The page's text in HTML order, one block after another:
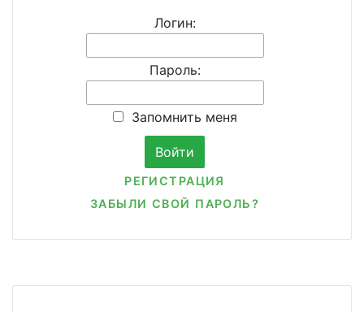
Логин:
Пароль:
Запомнить меня
РЕГИСТРАЦИЯ
ЗАБЫЛИ СВОЙ ПАРОЛЬ?